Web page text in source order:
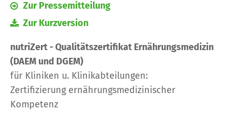
Zur Pressemitteilung
Zur Kurzversion
nutriZert - Qualitätszertifikat Ernährungsmedizin
(DAEM und DGEM)
für Kliniken u. Klinikabteilungen:
Zertifizierung ernährungsmedizinischer
Kompetenz